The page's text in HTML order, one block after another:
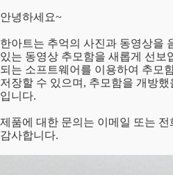
안녕하세요~
한아트는 추억의 사진과 동영상을
있는 동영상 추모함을 새롭게 선보
되는 소프트웨어를 이용하여 추모
저장할 수 있으며, 추모함을 개방
입니다.
제품에 대한 문의는 이메일 또는
감사합니다.